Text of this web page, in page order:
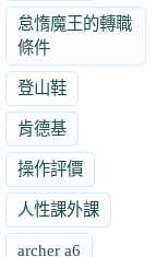
怠惰魔王的轉職
條件
登山鞋
肯德基
操作評價
人性課外課
archer a6